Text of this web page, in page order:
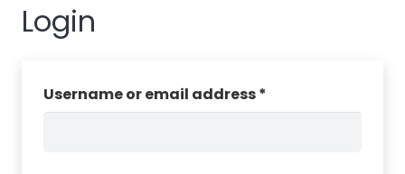
Login
Username or email address*